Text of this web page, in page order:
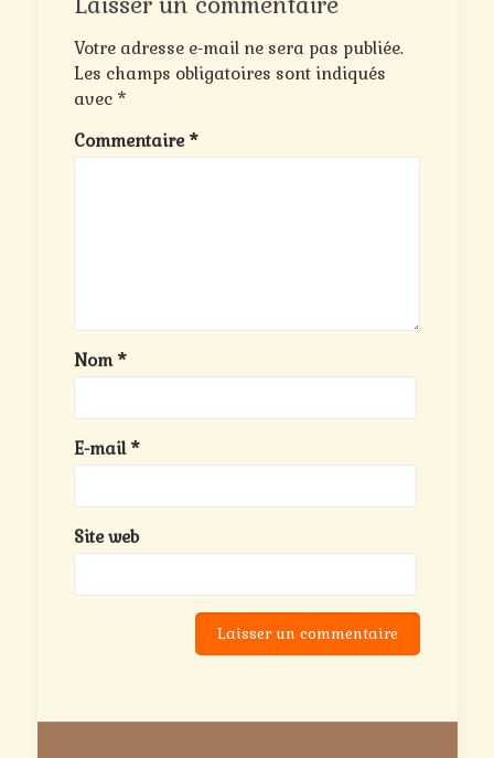
Votre adresse e-mail ne sera pas publiée.
Les champs obligatoires sont indiqués
avec *
Commentaire *
Nom *
E-mail *
Site web